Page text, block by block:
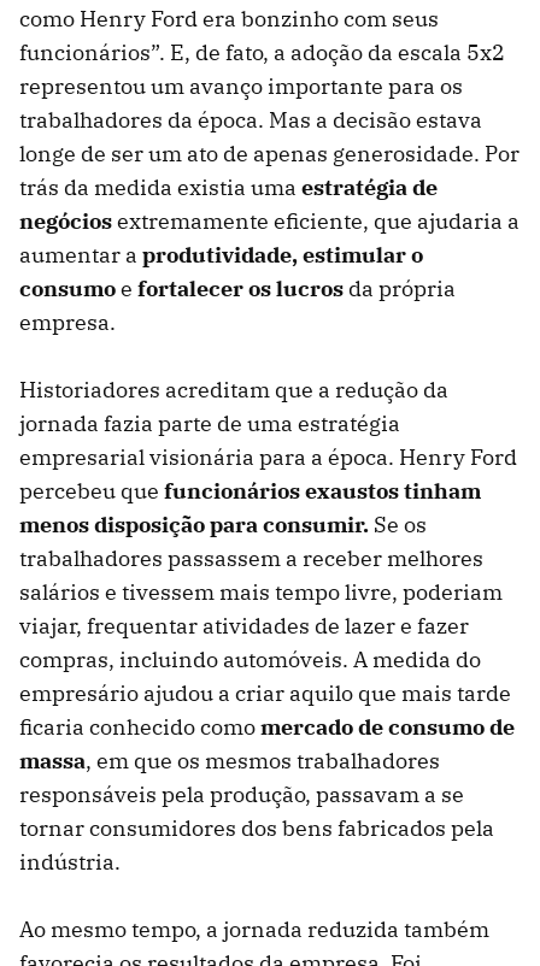
como Henry Ford era bonzinho com seus
funcionários”. E, de fato, a adoção da escala 5x2
representou um avanço importante para os
trabalhadores da época. Mas a decisão estava
longe de ser um ato de apenas generosidade. Por
trás da medida existia uma estratégia de
negóciosextremamente eficiente, que ajudaria a
aumentar a produtividade, estimular o
consumoe fortalecer os lucros da própria
empresa.
Historiadores acreditam que a redução da
jornada fazia parte de uma estratégia
empresarial visionária para a época. Henry Ford
percebeu que funcionários exaustos tinham
menos disposição para consumir. Se os
trabalhadores passassem a receber melhores
salários e tivessem mais tempo livre, poderiam
viajar, frequentar atividades de lazer e fazer
compras, incluindo automóveis. A medida do
empresário ajudou a criar aquilo que mais tarde
ficaria conhecido comomercado de consumo de
massa, em que os mesmos trabalhadores
responsáveis pela produção, passavam a se
tornar consumidores dos bens fabricados pela
indústria.
Ao mesmo tempo, a jornada reduzida também